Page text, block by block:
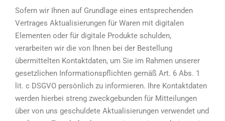
Sofern wir Ihnen auf Grundlage eines entsprechenden
Vertrages Aktualisierungen für Waren mit digitalen
Elementen oder für digitale Produkte schulden,
verarbeiten wir die von Ihnen bei der Bestellung
übermittelten Kontaktdaten, um Sie im Rahmen unserer
gesetzlichen Informationspflichten gemäß Art. 6 Abs. 1
lit. c DSGVO persönlich zu informieren. Ihre Kontaktdaten
werden hierbei streng zweckgebunden für Mitteilungen
über von uns geschuldete Aktualisierungen verwendet und